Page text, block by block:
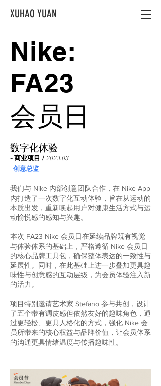
XUHAO YUAN
Nike:
FA23
会员日
​数字化体验
- 商业项目 / 2023.03
创意总监
我们与 Nike 内部创意团队合作，在 Nike App
内打造了一次数字化互动体验，旨在从运动的
本质出发，重新唤起用户对健康生活方式与运
动愉悦感的感知与兴趣。
本次 FA23 Nike 会员日在延续品牌既有视觉
与体验体系的基础上，严格遵循 Nike 会员日
的核心品牌工具包，确保整体表达的一致性与
延展性。同时，在此基础上进一步叠加更具趣
味性与创意感的互动层级，为会员体验注入新
的活力。
项目特别邀请艺术家 Stefano 参与共创，设计
了五个带有调皮感但依然友好的趣味角色，通
过更轻松、更具人格化的方式，强化 Nike 会
员所带来的核心权益与品牌价值，让会员体系
的沟通更具情绪温度与传播趣味性。